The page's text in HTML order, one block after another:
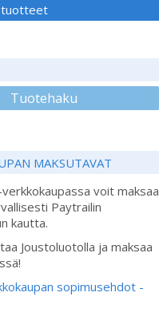
tuotteet
Tuotehaku
MAKSUTAVAT
voit maksaa
Paytrailin
kautta.
Joustoluotolla ja maksaa
sopimusehdot -